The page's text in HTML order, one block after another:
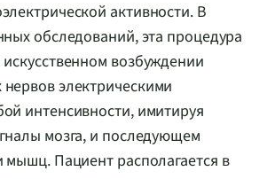
активности. В
обследований, эта процедура
возбуждении
электрическими
интенсивности, имитируя
мозга, и последующем
мышц. Пациент располагается в